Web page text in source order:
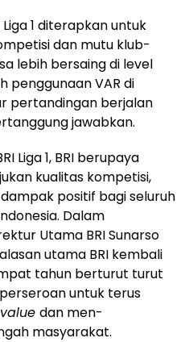
1 diterapkan untuk
dan mutu klub-
lebih bersaing di level
penggunaan VAR di
pertandingan berjalan
jawabkan.
Liga 1, BRI berupaya
kualitas kompetisi,
positif bagi seluruh
Dalam
Utama BRI Sunarso
utama BRI kembali
tahun berturut turut
untuk terus
dan men-
masyarakat.